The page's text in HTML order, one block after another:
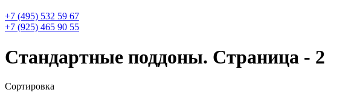
+7 (495) 532 59 67
+7 (925) 465 90 55
Стандартные поддоны. Страница - 2
Сортировка